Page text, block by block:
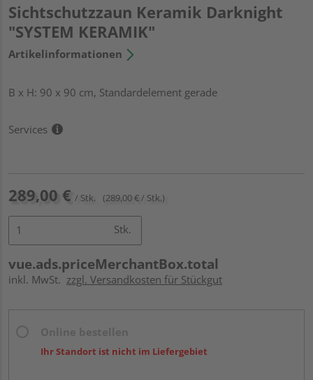
Sichtschutzzaun Keramik Darknight
"SYSTEM KERAMIK"
Artikelinformationen
B x H: 90 x 90 cm, Standardelement gerade
Services
289,00 € / Stk. (289,00 € / Stk.)
Stk.
vue.ads.priceMerchantBox.total
inkl. MwSt. zzgl. Versandkosten für Stückgut
Ihr Standort ist nicht im Liefergebiet